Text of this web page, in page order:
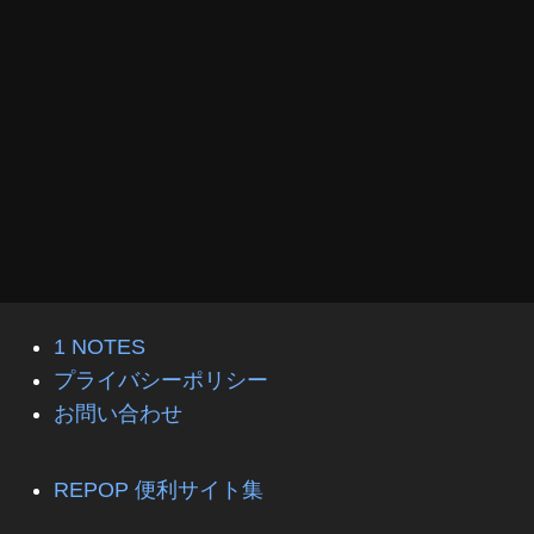
1 NOTES
プライバシーポリシー
お問い合わせ
REPOP 便利サイト集